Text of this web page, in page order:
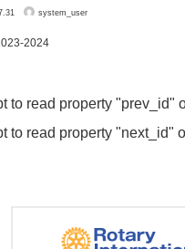
system_user
2024
to read property "prev_id"
to read property "next_id"